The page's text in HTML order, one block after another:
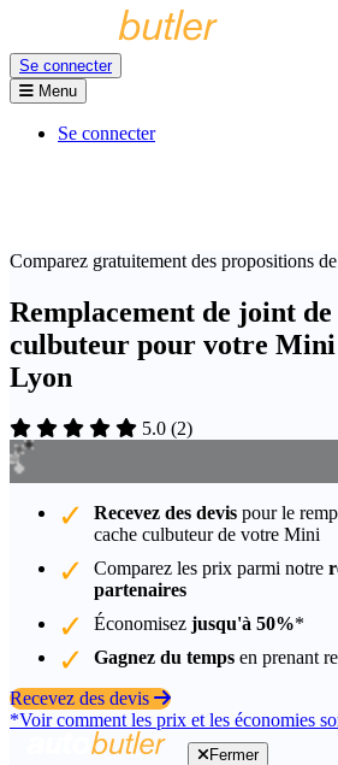
Se connecter
Menu
Se connecter
Comparez gratuitement des propositions
Remplacement de joint de
culbuteur pour votre
Lyon
5.0 (2)
Recevez des devis pour le
cache culbuteur de votre Mini
Comparez les prix parmi notre
partenaires
Économisez jusqu'à 50%*
Gagnez du temps en prenant
Recevez des devis
*Voir comment les prix et les économies
Fermer